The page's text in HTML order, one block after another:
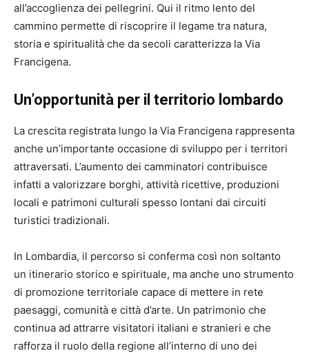
all’accoglienza dei pellegrini. Qui il ritmo lento del
cammino permette di riscoprire il legame tra natura,
storia e spiritualità che da secoli caratterizza la Via
Francigena.
Un’opportunità per il territorio lombardo
La crescita registrata lungo la Via Francigena rappresenta
anche un’importante occasione di sviluppo per i territori
attraversati. L’aumento dei camminatori contribuisce
infatti a valorizzare borghi, attività ricettive, produzioni
locali e patrimoni culturali spesso lontani dai circuiti
turistici tradizionali.
In Lombardia, il percorso si conferma così non soltanto
un itinerario storico e spirituale, ma anche uno strumento
di promozione territoriale capace di mettere in rete
paesaggi, comunità e città d’arte. Un patrimonio che
continua ad attrarre visitatori italiani e stranieri e che
rafforza il ruolo della regione all’interno di uno dei